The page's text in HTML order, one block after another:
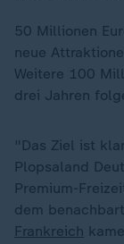
50 Millionen
neue
Weitere 100
drei Jahren
"Das Ziel ist
Plopsaland
Premium-
dem
Frankreich